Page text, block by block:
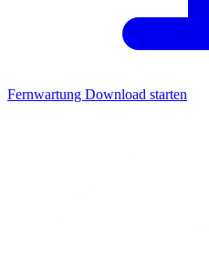
Fernwartung Download starten